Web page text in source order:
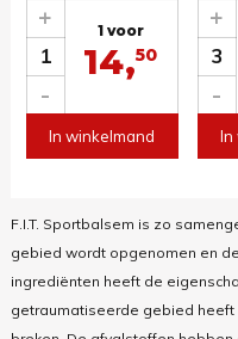
1
-
+ 1 voor
14,50
In winkelmand
3
-
+
In
F.I.T. Sportbalsem is zo
gebied wordt opgenomen en
ingrediënten heeft de
getraumatiseerde gebied heeft